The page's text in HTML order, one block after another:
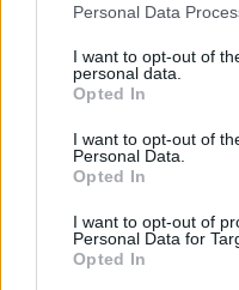
Personal Data
I want to opt-out of
personal data.
Opted In
I want to opt-out of
Personal Data.
Opted In
I want to opt-out of
Personal Data for
Opted In
υδατάνθρακες που